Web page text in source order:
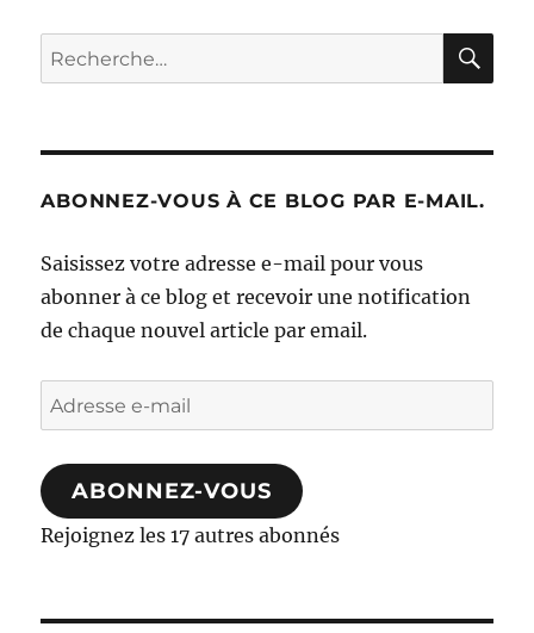
Recherche
pour :
ABONNEZ-VOUS À CE BLOG PAR E-MAIL.
Saisissez votre adresse e-mail pour vous
abonner à ce blog et recevoir une notification
de chaque nouvel article par email.
Adresse
e-
mail
ABONNEZ-VOUS
Rejoignez les 17 autres abonnés